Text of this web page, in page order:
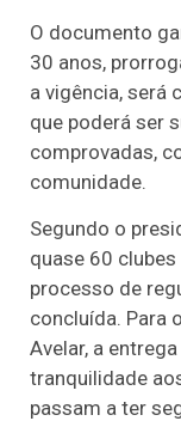
O documento
30 anos,
a vigência, será
que poderá ser
comprovadas,
comunidade.
Segundo o
quase 60
processo de
concluída. Para
Avelar, a
tranquilidade
passam a ter